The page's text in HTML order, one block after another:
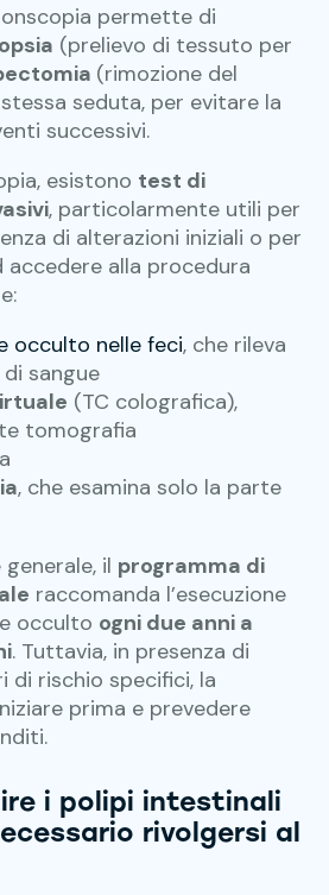
permette di
(prelievo di tessuto per
(rimozione del
seduta, per evitare la
successivi.
esistono test di
, particolarmente utili per
di alterazioni iniziali o per
alla procedura
occulto nelle feci, che rileva
sangue
(TC colografica),
tomografia
, che esamina solo la parte
il programma di
raccomanda l’esecuzione
occulto ogni due anni a
. Tuttavia, in presenza di
rischio specifici, la
prima e prevedere
i polipi intestinali
rivolgersi al